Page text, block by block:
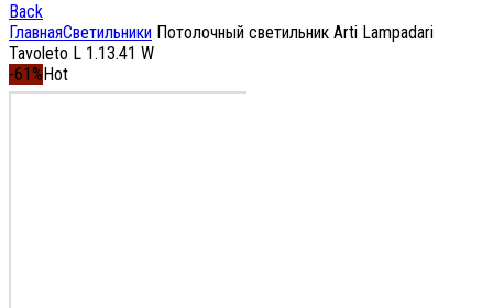
Back
ГлавнаяСветильники Потолочный светильник Arti Lampadari
Tavoleto L 1.13.41 W
-61% Hot